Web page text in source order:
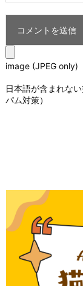
image (JPEG only)
日本語が含まれな
パム対策）